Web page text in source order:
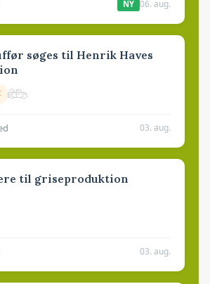
NY 06. aug.
søges til Henrik Haves
03. aug.
til griseproduktion
03. aug.